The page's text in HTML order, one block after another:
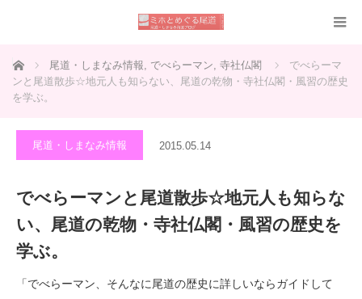
ホーム 尾道・しまなみ情報, でべらーマン, 寺社仏閣
でべらーマ
ンと尾道散歩☆地元人も知らない、尾道の乾物・寺社仏閣・風習の歴史
を学ぶ。
尾道・しまなみ情報 2015.05.14
でべらーマンと尾道散歩☆地元人も知らな
い、尾道の乾物・寺社仏閣・風習の歴史を
学ぶ。
「でべらーマン、そんなに尾道の歴史に詳しいならガイドして